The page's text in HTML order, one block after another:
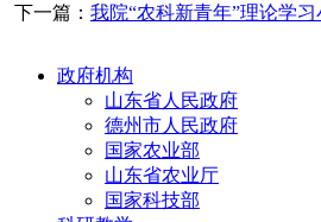
下一篇： 我院“农科新青年”理论学
政府机构
山东省人民政府
德州市人民政府
国家农业部
山东省农业厅
国家科技部